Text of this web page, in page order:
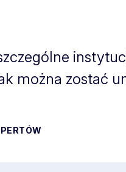
można zostać